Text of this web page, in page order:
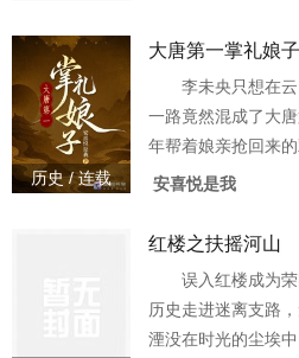
果！ 从此，林昭彻
树上结出的几个破
登门，只为抢第一
莱斯换也不卖
历史 / 连载
大唐第一掌礼娘子
李未央只想在
一路竟然混成了大
年帮着娘亲抢回来
想要的宝藏……这下
将军可以拉拉小手
的腹肌似乎更不错
安喜悦是我
红楼之扶摇河山
误入红楼成为
历史走进迷离支路
湮没在时光的尘埃